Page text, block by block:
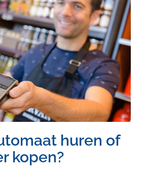
huren of
kopen?